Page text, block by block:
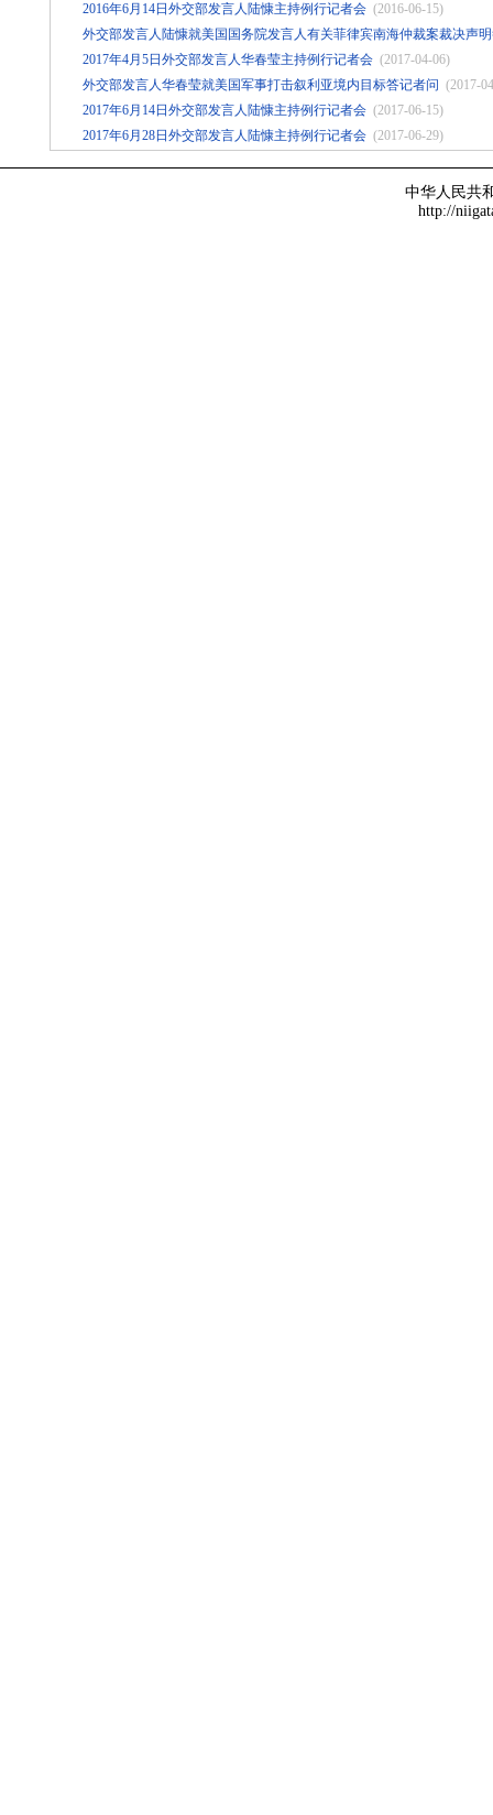
2016年6月14日外交部发言人陆慷主持例行记者会 (2016-06-15)
外交部发言人陆慷就美国国务院发言人有关菲律宾南海仲裁案裁决声
2017年4月5日外交部发言人华春莹主持例行记者会 (2017-04-06)
外交部发言人华春莹就美国军事打击叙利亚境内目标答记者问 (2017-
2017年6月14日外交部发言人陆慷主持例行记者会 (2017-06-15)
2017年6月28日外交部发言人陆慷主持例行记者会 (2017-06-29)
中华人民共
http://